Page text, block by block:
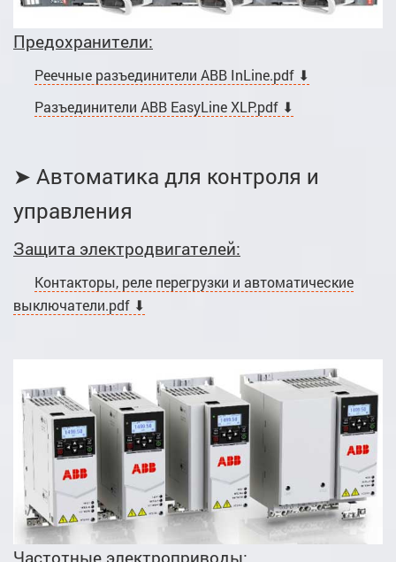
Предохранители:
Реечные разъединители ABB InLine.pdf ⬇
Разъединители ABB EasyLine XLP.pdf ⬇
➤ Автоматика для контроля и
управления
Защита электродвигателей:
Контакторы, реле перегрузки и автоматические
выключатели.pdf ⬇
Частотные электроприводы: